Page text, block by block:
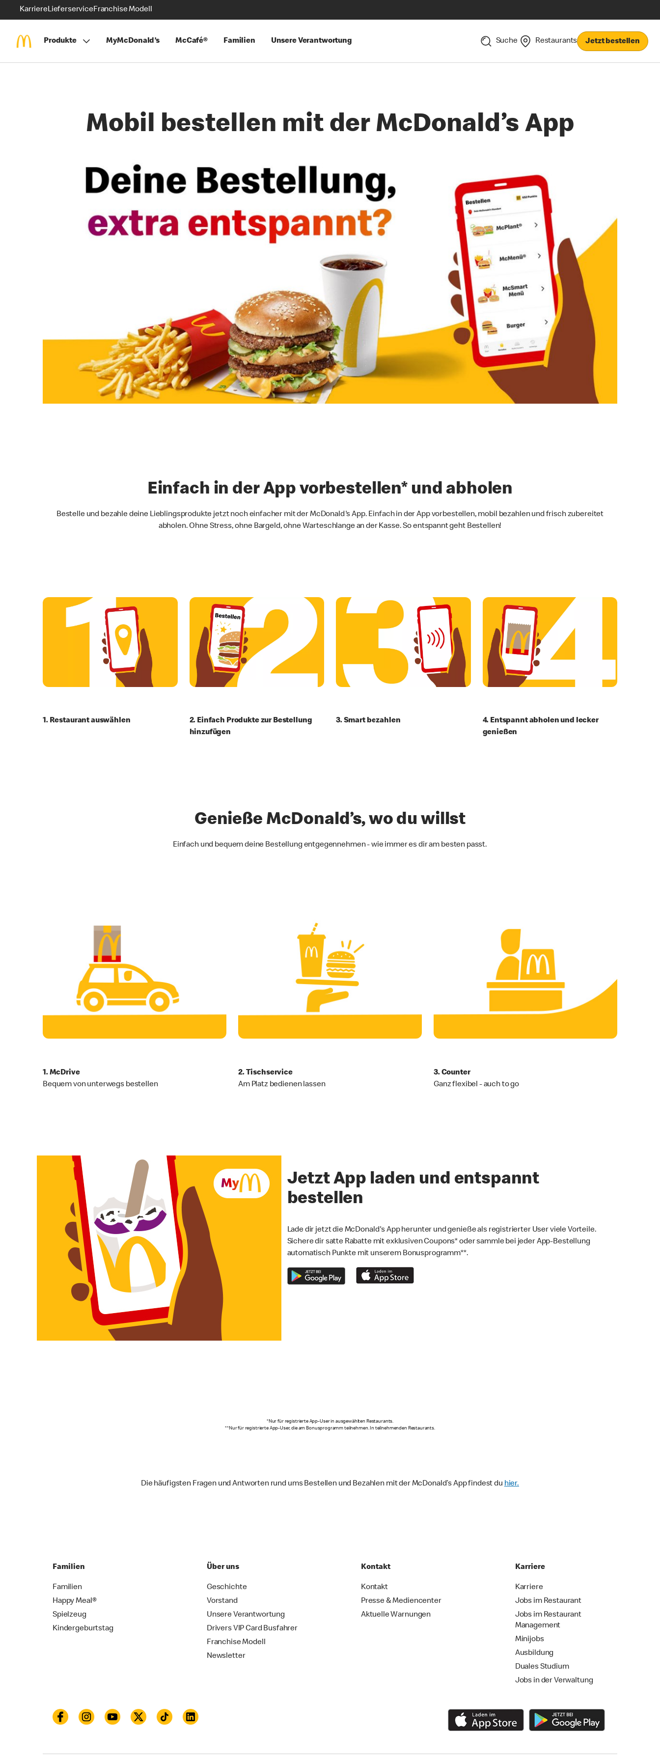
KarriereLieferserviceFranchise Modell
Produkte MyMcDonald’s McCafé® Familien Unsere Verantwortung Suche Restaurants Jetzt bestellen
Mobil bestellen mit der McDonald’s App
Einfach in der App vorbestellen* und abholen
Bestelle und bezahle deine Lieblingsprodukte jetzt noch einfacher mit der McDonald's App. Einfach in der App vorbestellen, mobil bezahlen und frisch zubereitet
abholen. Ohne Stress, ohne Bargeld, ohne Warteschlange an der Kasse. So entspannt geht Bestellen!
1. Restaurant auswählen
2. Einfach Produkte zur Bestellung
hinzufügen
3. Smart bezahlen
4. Entspannt abholen und lecker
genießen
Genieße McDonald’s, wo du willst
Einfach und bequem deine Bestellung entgegennehmen - wie immer es dir am besten passt.
1. McDrive
Bequem von unterwegs bestellen
2. Tischservice
Am Platz bedienen lassen
3. Counter
Ganz flexibel - auch to go
Jetzt App laden und entspannt
bestellen
Lade dir jetzt die McDonald's App herunter und genieße als registrierter User viele Vorteile.
Sichere dir satte Rabatte mit exklusiven Coupons* oder sammle bei jeder App-Bestellung
automatisch Punkte mit unserem Bonusprogramm**.
*Nur für registrierte App-User in ausgewählten Restaurants.
**Nur für registrierte App-User, die am Bonusprogramm teilnehmen. In teilnehmenden Restaurants.
Die häufigsten Fragen und Antworten rund ums Bestellen und Bezahlen mit der McDonald’s App findest du hier.
Familien
Familien
Happy Meal®
Spielzeug
Kindergeburtstag
Über uns
Geschichte
Vorstand
Unsere Verantwortung
Drivers VIP Card Busfahrer
Franchise Modell
Newsletter
Kontakt
Kontakt
Presse & Mediencenter
Aktuelle Warnungen
Karriere
Karriere
Jobs im Restaurant
Jobs im Restaurant
Management
Minijobs
Ausbildung
Duales Studium
Jobs in der Verwaltung